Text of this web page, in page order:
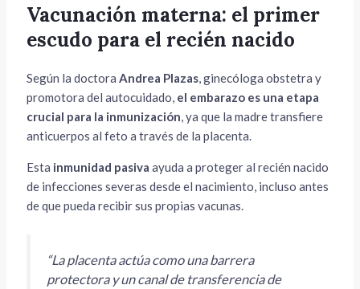
Vacunación materna: el primer
escudo para el recién nacido
Según la doctoraAndrea Plazas, ginecóloga obstetra y
promotora del autocuidado, el embarazo es una etapa
crucial para la inmunización, ya que la madre transfiere
anticuerpos al feto a través de la placenta.
Esta inmunidad pasiva ayuda a proteger al recién nacido
de infecciones severas desde el nacimiento, incluso antes
de que pueda recibir sus propias vacunas.
“La placenta actúa como una barrera
protectora y un canal de transferencia de